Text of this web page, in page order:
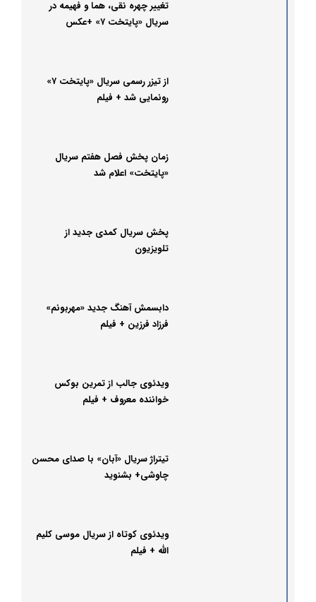
تغییر چهره نقی، هما و فهیمه در
سریال «پایتخت ۷» +عکس
از تیزر رسمی سریال «پایتخت ۷»
رونمایی شد + فیلم
زمان پخش فصل هفتم سریال
«پایتخت» اعلام شد
پخش سریال کمدی جدید از
تلویزیون
دابسمش آهنگ جدید «مهربونم»
فرزاد فرزین + فیلم
ویدئوی جالب از تمرین بوکس
خواننده معروف + فیلم
تیتراژ سریال «آبان» با صدای محسن
چاوشی+ بشنوید
ویدئوی کوتاه از سریال موسی کلیم
الله + فیلم